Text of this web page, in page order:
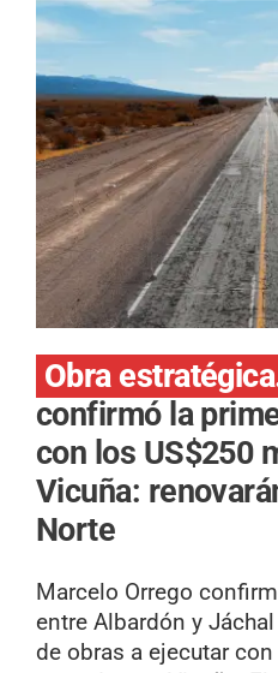
Obra
confirmó la
con los US$250
Vicuña:
Norte
Marcelo Orrego
entre Albardón y
de obras a ejecutar